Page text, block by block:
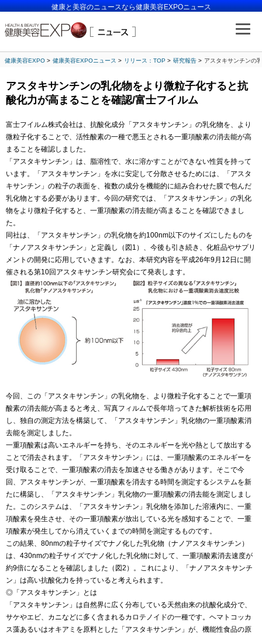
健康と美容のニュースなら健康美容EXPOニュース
健康美容EXPO 健康美容EXPOニュース リリース：TOP 研究報告 アスタキサンチンの
アスタキサンチンの乳化物をより微粒子化すると抗
酸化力が高まることを確認/富士フイルム
富士フイルム株式会社は、抗酸化成分「アスタキサンチン」の乳化物を、より
微粒子化することで、活性酸素の一種で悪玉とされる一重項酸素の消去能が高
まることを確認しました。
「アスタキサンチン」は、脂溶性で、水に溶かすことができない性質を持って
います。「アスタキサンチン」を水に安定して分散させるためには、「アスタ
キサンチン」の粒子の表面を、複数の成分を機能的に組み合わせた膜で包んだ
乳化物とする必要があります。今回の研究では、「アスタキサンチン」の乳化
物をより微粒子化すると、一重項酸素の消去能が高まることを確認できまし
た。
同社は、「アスタキサンチン」の乳化物を約100nm以下のサイズにしたものを
「ナノアスタキサンチン」と定義し（図1）、今後も引き続き、化粧品やサプリ
メントの開発に応用していきます。なお、本研究内容を平成26年9月12日に開
催される第10回アスタキサンチン研究会にて発表します。
今回、この「アスタキサンチン」の乳化物を、より微粒子化することで一重項
酸素の消去能が高まると考え、写真フィルムで長年培ってきた解析技術を応用
し、独自の測定方法を構築して、「アスタキサンチン」乳化物の一重項酸素消
去能を測定しました。
一重項酸素は高いエネルギーを持ち、そのエネルギーを光や熱として放出する
ことで消去されます。「アスタキサンチン」には、一重項酸素のエネルギーを
受け取ることで、一重項酸素の消去を加速させる働きがあります。そこで今
回、アスタキサンチンが、一重項酸素を消去する時間を測定するシステムを新
たに構築し、「アスタキサンチン」乳化物の一重項酸素の消去能を測定しまし
た。このシステムは、「アスタキサンチン」乳化物を添加した溶液内に、一重
項酸素を発生させ、その一重項酸素が放出している光を感知することで、一重
項酸素が発生してから消えていくまでの時間を測定するものです。
この結果、80nmの粒子サイズでナノ化した乳化物（ナノアスタキサンチン）
は、430nmの粒子サイズでナノ化した乳化物に対して、一重項酸素消去速度が
約9倍になることを確認しました（図2）。これにより、「ナノアスタキサンチ
ン」は高い抗酸化力を持っていると考えられます。
◎「アスタキサンチン」とは
「アスタキサンチン」は自然界に広く分布している天然由来の抗酸化成分で、
サケやエビ、カニなどに多く含まれるカロテノイドの一種です。ヘマトコッカ
ス藻あるいはオキアミを原料とした「アスタキサンチン」が、機能性食品の原